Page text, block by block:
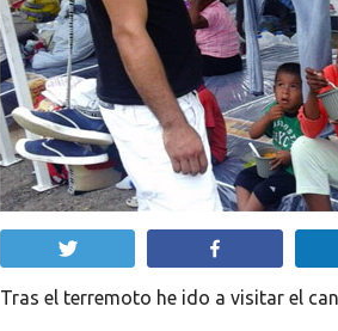
Tras el terremoto he ido a visitar el